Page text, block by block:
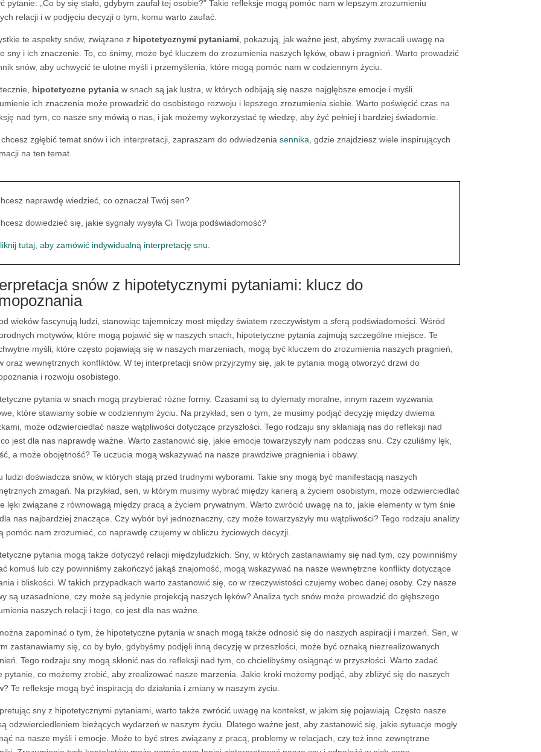
pytanie: „Co by się stało, gdybym zaufał tej osobie?” Takie refleksje mogą pomóc nam w lepszym zrozumieniu
relacji i w podjęciu decyzji o tym, komu warto zaufać.
te aspekty snów, związane z hipotetycznymi pytaniami , pokazują, jak ważne jest, abyśmy zwracali uwagę na
sny i ich znaczenie. To, co śnimy, może być kluczem do zrozumienia naszych lęków, obaw i pragnień. Warto prowadzić
snów, aby uchwycić te ulotne myśli i przemyślenia, które mogą pomóc nam w codziennym życiu.
hipotetyczne pytaniaw snach są jak lustra, w których odbijają się nasze najgłębsze emocje i myśli.
ich znaczenia może prowadzić do osobistego rozwoju i lepszego zrozumienia siebie. Warto poświęcić czas na
nad tym, co nasze sny mówią o nas, i jak możemy wykorzystać tę wiedzę, aby żyć pełniej i bardziej świadomie.
zgłębić temat snów i ich interpretacji, zapraszam do odwiedzenia sennika , gdzie znajdziesz wiele inspirujących
na ten temat.
naprawdę wiedzieć, co oznaczał Twój sen?
dowiedzieć się, jakie sygnały wysyła Ci Twoja podświadomość?
tutaj, aby zamówić indywidualną interpretację snu.
snów z hipotetycznymi pytaniami: klucz do
wieków fascynują ludzi, stanowiąc tajemniczy most między światem rzeczywistym a sferą podświadomości. Wśród
motywów, które mogą pojawić się w naszych snach, hipotetyczne pytania zajmują szczególne miejsce. Te
myśli, które często pojawiają się w naszych marzeniach, mogą być kluczem do zrozumienia naszych pragnień,
oraz wewnętrznych konfliktów. W tej interpretacji snów przyjrzymy się, jak te pytania mogą otworzyć drzwi do
i rozwoju osobistego.
pytania w snach mogą przybierać różne formy. Czasami są to dylematy moralne, innym razem wyzwania
które stawiamy sobie w codziennym życiu. Na przykład, sen o tym, że musimy podjąć decyzję między dwiema
może odzwierciedlać nasze wątpliwości dotyczące przyszłości. Tego rodzaju sny skłaniają nas do refleksji nad
jest dla nas naprawdę ważne. Warto zastanowić się, jakie emocje towarzyszyły nam podczas snu. Czy czuliśmy lęk,
a może obojętność? Te uczucia mogą wskazywać na nasze prawdziwe pragnienia i obawy.
ludzi doświadcza snów, w których stają przed trudnymi wyborami. Takie sny mogą być manifestacją naszych
zmagań. Na przykład, sen, w którym musimy wybrać między karierą a życiem osobistym, może odzwierciedlać
lęki związane z równowagą między pracą a życiem prywatnym. Warto zwrócić uwagę na to, jakie elementy w tym śnie
dla nas najbardziej znaczące. Czy wybór był jednoznaczny, czy może towarzyszyły mu wątpliwości? Tego rodzaju analizy
pomóc nam zrozumieć, co naprawdę czujemy w obliczu życiowych decyzji.
pytania mogą także dotyczyć relacji międzyludzkich. Sny, w których zastanawiamy się nad tym, czy powinniśmy
komuś lub czy powinniśmy zakończyć jakąś znajomość, mogą wskazywać na nasze wewnętrzne konflikty dotyczące
i bliskości. W takich przypadkach warto zastanowić się, co w rzeczywistości czujemy wobec danej osoby. Czy nasze
są uzasadnione, czy może są jedynie projekcją naszych lęków? Analiza tych snów może prowadzić do głębszego
naszych relacji i tego, co jest dla nas ważne.
zapominać o tym, że hipotetyczne pytania w snach mogą także odnosić się do naszych aspiracji i marzeń. Sen, w
zastanawiamy się, co by było, gdybyśmy podjęli inną decyzję w przeszłości, może być oznaką niezrealizowanych
Tego rodzaju sny mogą skłonić nas do refleksji nad tym, co chcielibyśmy osiągnąć w przyszłości. Warto zadać
pytanie, co możemy zrobić, aby zrealizować nasze marzenia. Jakie kroki możemy podjąć, aby zbliżyć się do naszych
Te refleksje mogą być inspiracją do działania i zmiany w naszym życiu.
sny z hipotetycznymi pytaniami, warto także zwrócić uwagę na kontekst, w jakim się pojawiają. Często nasze
odzwierciedleniem bieżących wydarzeń w naszym życiu. Dlatego ważne jest, aby zastanowić się, jakie sytuacje mogły
na nasze myśli i emocje. Może to być stres związany z pracą, problemy w relacjach, czy też inne zewnętrzne